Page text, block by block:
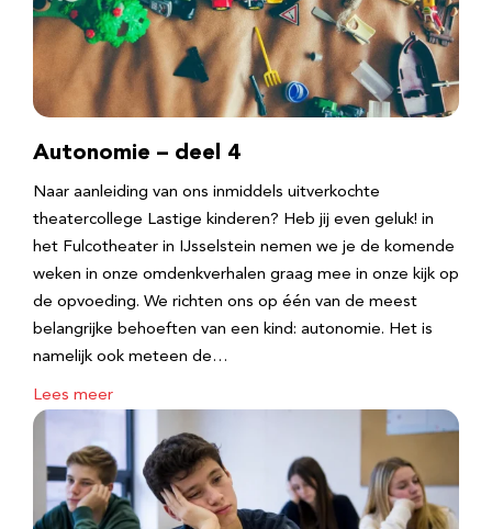
Autonomie – deel 4
Naar aanleiding van ons inmiddels uitverkochte
theatercollege Lastige kinderen? Heb jij even geluk! in
het Fulcotheater in IJsselstein nemen we je de komende
weken in onze omdenkverhalen graag mee in onze kijk op
de opvoeding. We richten ons op één van de meest
belangrijke behoeften van een kind: autonomie. Het is
namelijk ook meteen de…
Lees meer